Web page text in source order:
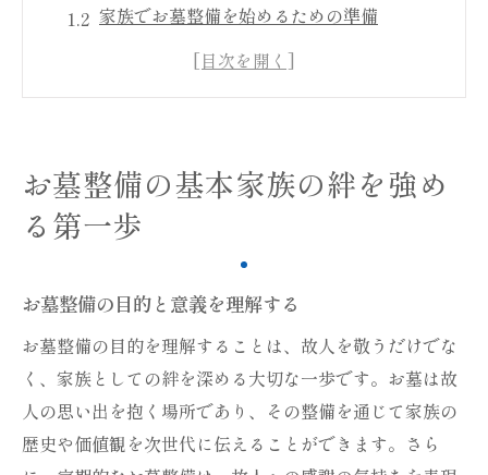
家族でお墓整備を始めるための準備
お墓整備に必要な道具と材料
心を込めたお墓整備で故人との対話を深める
故人への想いを込めた整備の始め方
家族でお墓整備をしながら故人を偲ぶ
対話が生まれるお墓の場所作り
心を込めた整備で感じる故人とのつながり
お墓整備がもたらす心の安らぎ
故人との対話を深めるためのアイデア
お墓の美しさが家族の心をつなぐ
お墓整備の基本家族の絆を強め
る第一歩
お墓整備の目的と意義を理解する
お墓整備の目的を理解することは、故人を敬うだけでな
く、家族としての絆を深める大切な一歩です。お墓は故
人の思い出を抱く場所であり、その整備を通じて家族の
歴史や価値観を次世代に伝えることができます。さら